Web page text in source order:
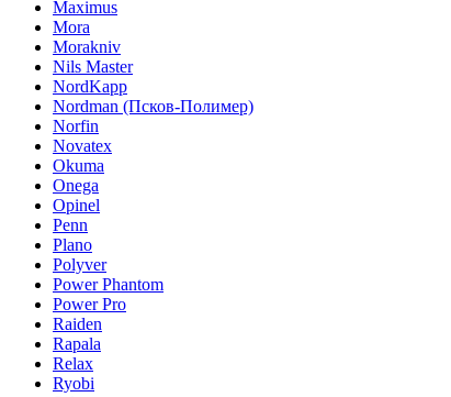
Maximus
Mora
Morakniv
Nils Master
NordKapp
Nordman (Псков-Полимер)
Norfin
Novatex
Okuma
Onega
Opinel
Penn
Plano
Polyver
Power Phantom
Power Pro
Raiden
Rapala
Relax
Ryobi